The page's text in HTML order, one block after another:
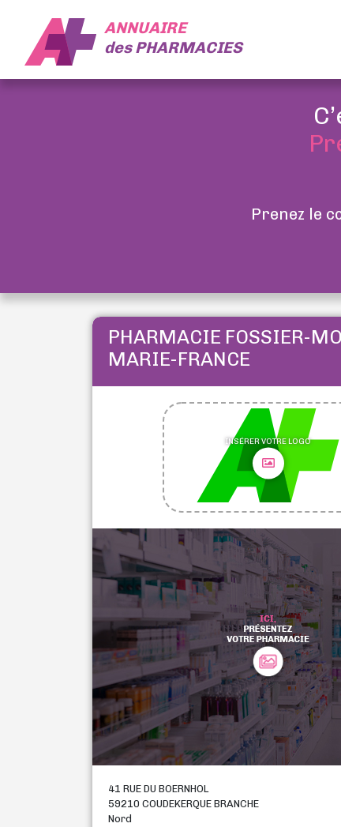
ANNUAIRE
desPHARMACIES
Prenez le
PHARMACIE FOSSIER-
MARIE-FRANCE
INSÉRER VOTRE LOGO
41 RUE DU BOERNHOL
59210 COUDEKERQUE BRANCHE
Nord